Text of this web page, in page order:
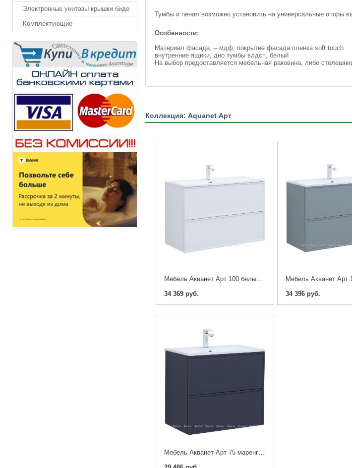
Электронные унитазы крышки биде
Комплектующие
Тумбы и пенал возможно установить на универсальные опоры
Особенности:
Материал фасада, – мдф, покрытие фасада пленка soft touch
внутренние ящики, дно тумбы влдсп, белый
На выбор предоставляется мебельная раковина, либо
Коллекция: Aquanet Арт
Мебель Акванет Арт 100 белый матовый (тумба с раковиной)
34 369 руб.
34 396 руб.
Мебель Акванет Арт 75 маренго (тумба с раковиной)